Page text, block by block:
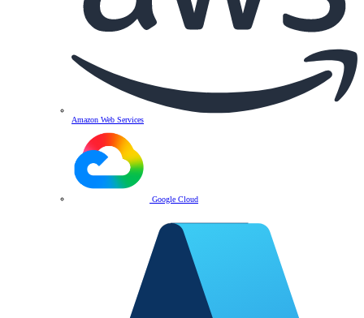
Amazon Web Services
Google Cloud